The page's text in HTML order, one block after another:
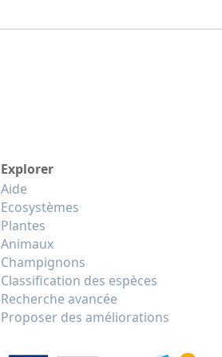
Explorer
Aide
Ecosystèmes
Plantes
Animaux
Champignons
Classification des espèces
Recherche avancée
Proposer des améliorations